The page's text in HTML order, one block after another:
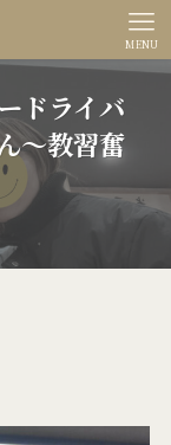
MENU
ドライバ
〜教習奮